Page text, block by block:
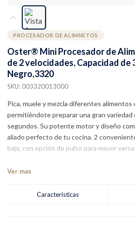
PROCESADOR DE ALIMNETOS
Oster® Mini Procesador de
de 2 velocidades, Capacidad de
Negro,3320
SKU: 003320013000
Pica, muele y mezcla diferentes
permitiéndote preparar una gran
segundos. Su potente motor y diseño
aliado perfecto de tu cocina. 2
baja, con opción de pulso para mayor
cantidad de alimentos a la vez Potente
le brindan un toque contemporáneo a su
Ver mas
Caracteristicas